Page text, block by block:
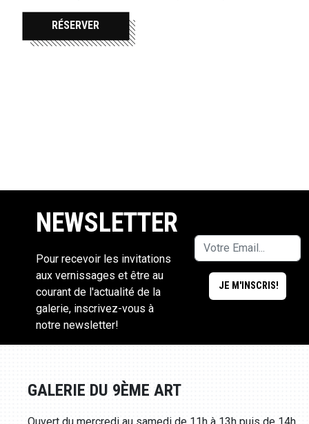
RÉSERVER
NEWSLETTER
Pour recevoir les invitations
aux vernissages et être au
courant de l'actualité de la
galerie, inscrivez-vous à
notre newsletter!
GALERIE DU 9ÈME ART